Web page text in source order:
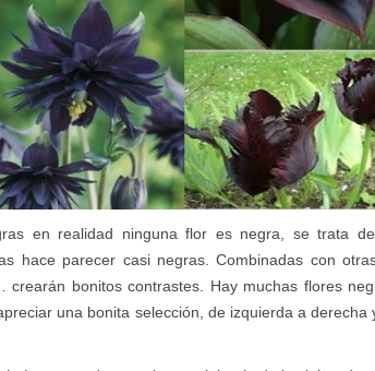
en realidad ninguna flor es negra, se trata
hace parecer casi negras. Combinadas con
bonitos contrastes. Hay muchas flores
una bonita selección, de izquierda a derecha